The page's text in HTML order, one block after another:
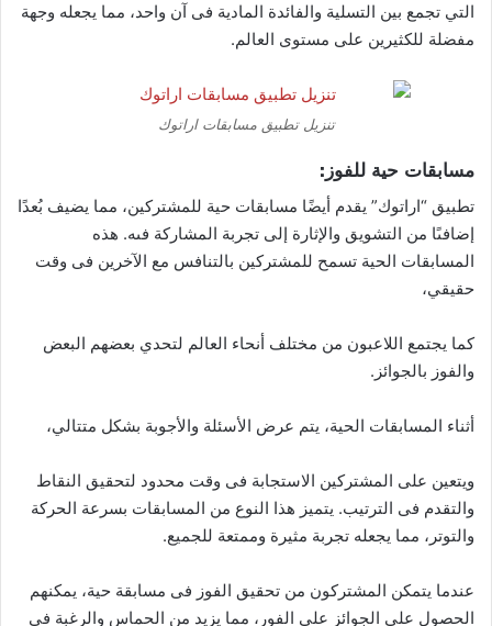
التي تجمع بين التسلية والفائدة المادية فى آن واحد، مما يجعله وجهة
مفضلة للكثيرين على مستوى العالم.
تنزيل تطبيق مسابقات اراتوك
مسابقات حية للفوز:
تطبيق “اراتوك” يقدم أيضًا مسابقات حية للمشتركين، مما يضيف بُعدًا
إضافىًا من التشويق والإثارة إلى تجربة المشاركة فىه. هذه
المسابقات الحية تسمح للمشتركين بالتنافس مع الآخرين فى وقت
حقيقي،
كما يجتمع اللاعبون من مختلف أنحاء العالم لتحدي بعضهم البعض
والفوز بالجوائز.
أثناء المسابقات الحية، يتم عرض الأسئلة والأجوبة بشكل متتالي،
ويتعين على المشتركين الاستجابة فى وقت محدود لتحقيق النقاط
والتقدم فى الترتيب. يتميز هذا النوع من المسابقات بسرعة الحركة
والتوتر، مما يجعله تجربة مثيرة وممتعة للجميع.
عندما يتمكن المشتركون من تحقيق الفوز فى مسابقة حية، يمكنهم
الحصول على الجوائز على الفور، مما يزيد من الحماس والرغبة فى